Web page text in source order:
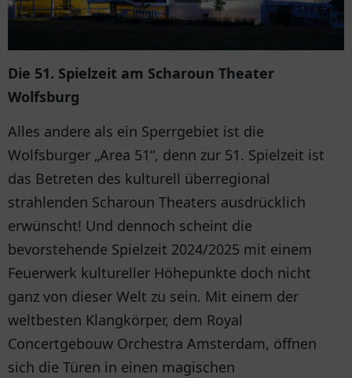
Die 51. Spielzeit am Scharoun Theater
Wolfsburg
Alles andere als ein Sperrgebiet ist die
Wolfsburger „Area 51“, denn zur 51. Spielzeit ist
das Betreten des kulturell überregional
strahlenden Scharoun Theaters ausdrücklich
erwünscht! Und dennoch scheint die
bevorstehende Spielzeit 2024/2025 mit einem
Feuerwerk kultureller Höhepunkte doch nicht
ganz von dieser Welt zu sein. Mit einem der
weltbesten Klangkörper, dem Royal
Concertgebouw Orchestra Amsterdam, öffnen
sich die Türen in einen magischen